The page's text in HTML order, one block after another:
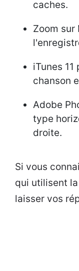
caches.
Zoom sur
iTunes
chanson
Adobe
type
droite.
Si vous
qui utilisent
laisser vos